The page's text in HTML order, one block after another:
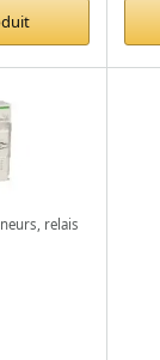
relais